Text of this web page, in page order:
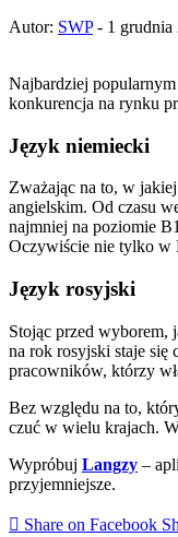
Autor: SWP- 1 grudnia
Najbardziej
konkurencja na rynku
Język niemiecki
Zważając na to, w
angielskim. Od czasu
najmniej na poziomie
Oczywiście nie tylko w
Język rosyjski
Stojąc przed wyborem,
na rok rosyjski staje się
pracowników, którzy
Bez względu na to,
czuć w wielu krajach.
Wypróbuj Langzy –
przyjemniejsze.
Share on Facebook